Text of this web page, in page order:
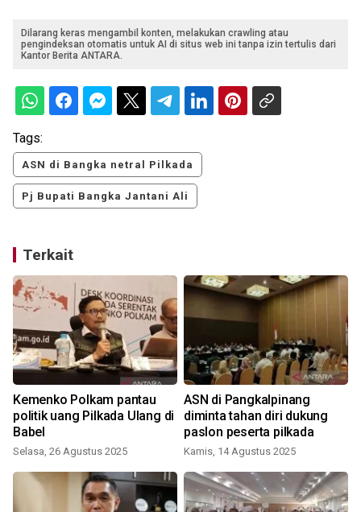
Dilarang keras mengambil konten, melakukan crawling atau
pengindeksan otomatis untuk AI di situs web ini tanpa izin tertulis dari
Kantor Berita ANTARA.
Tags:
ASN di Bangka netral Pilkada
Pj Bupati Bangka Jantani Ali
Terkait
Kemenko Polkam pantau
politik uang Pilkada Ulang di
Babel
Selasa, 26 Agustus 2025
ASN di Pangkalpinang
diminta tahan diri dukung
paslon peserta pilkada
Kamis, 14 Agustus 2025